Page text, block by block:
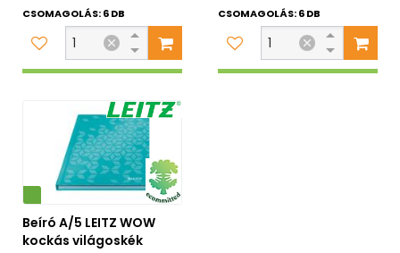
CSOMAGOLÁS: 6 DB CSOMAGOLÁS: 6 DB
Beíró A/5 LEITZ WOW
kockás világoskék